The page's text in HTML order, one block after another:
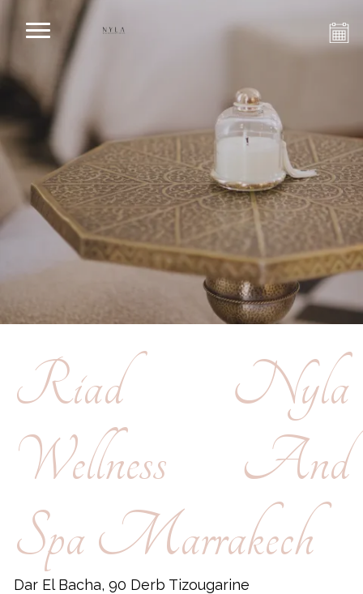
Riad Nyla
Wellness And
Spa Marrakech
Dar El Bacha, 90 Derb Tizougarine